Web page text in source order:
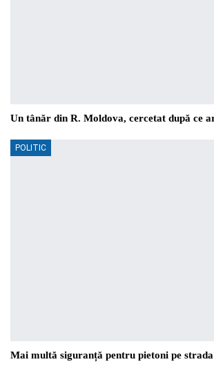
Un tânăr din R. Moldova, cercetat după ce
POLITIC
Mai multă siguranță pentru pietoni pe